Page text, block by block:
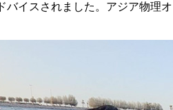
イスされました。アジア物理